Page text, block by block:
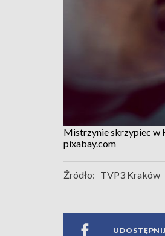
Mistrzynie skrzypiec w
pixabay.com
Źródło: TVP3 Kraków